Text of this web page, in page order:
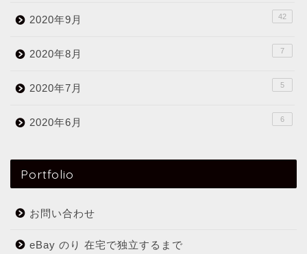
2020年9月 42
2020年8月 7
2020年7月 5
2020年6月 6
Portfolio
お問い合わせ
eBay のり 在宅で独立するまで